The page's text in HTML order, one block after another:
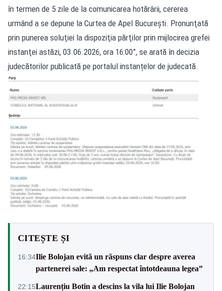
în termen de 5 zile de la comunicarea hotărârii, cererea
urmând a se depune la Curtea de Apel Bucureşti. Pronunţată
prin punerea soluţiei la dispoziţia părţilor prin mijlocirea grefei
instanţei astăzi, 03.06.2026, ora 16:00”, se arată în decizia
judecătorilor publicată pe portalul instanțelor de judecată.
CITEȘTE ȘI
16:34Ilie Bolojan evită un răspuns clar despre averea
partenerei sale: „Am respectat întotdeauna legea”
22:15Laurențiu Botin a descins la vila lui Ilie Bolojan